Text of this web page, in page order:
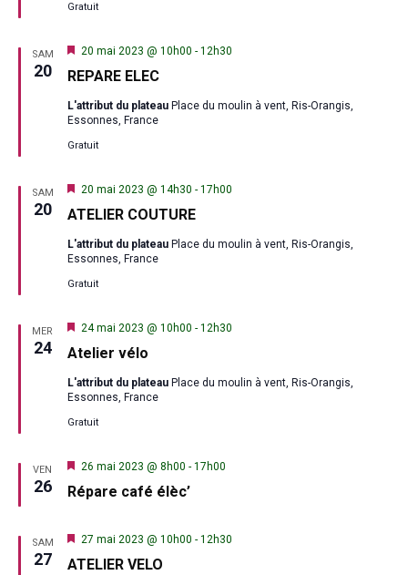
Gratuit
SAM
20 REPARE ELEC
Mis
avant
20 mai 2023 @ 10h00 - 12h30
L'attribut du plateau Place du moulin à vent, Ris-Orangis,
Essonnes, France
Gratuit
SAM
20 ATELIER COUTURE
Mis
avant
20 mai 2023 @ 14h30 - 17h00
L'attribut du plateau Place du moulin à vent, Ris-Orangis,
Essonnes, France
Gratuit
MER
24 Atelier vélo
Mis
avant
24 mai 2023 @ 10h00 - 12h30
L'attribut du plateau Place du moulin à vent, Ris-Orangis,
Essonnes, France
Gratuit
VEN
26 Répare café élèc’
Mis
avant
26 mai 2023 @ 8h00 - 17h00
SAM
27 ATELIER VELO
Mis
avant
27 mai 2023 @ 10h00 - 12h30